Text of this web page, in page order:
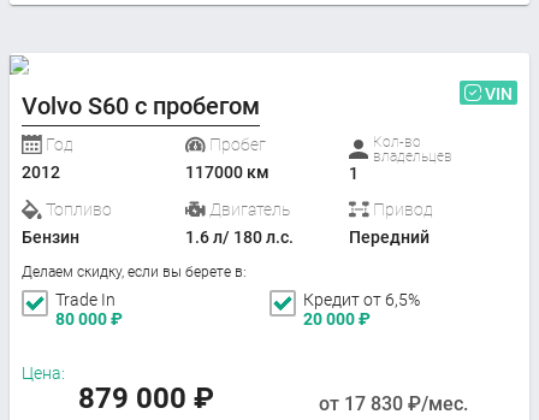
Volvo S60 с пробегом VIN
Год
2012
Пробег
117000 км
Кол-во
владельцев
1
Топливо
Бензин
Двигатель
1.6 л/ 180 л.с.
Привод
Передний
Делаем скидку, если вы берете в:
Trade In
80 000₽
Кредит от 6,5%
20 000₽
Цена:
879 000 ₽ от 17 830 ₽/мес.